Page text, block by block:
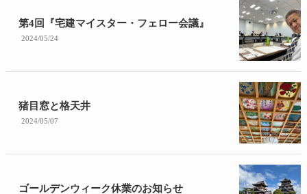
第4回『宅建マイスター・フェロー会議』
2024/05/24
猪目窓と格天井
2024/05/07
ゴールデンウィーク休業のお知らせ